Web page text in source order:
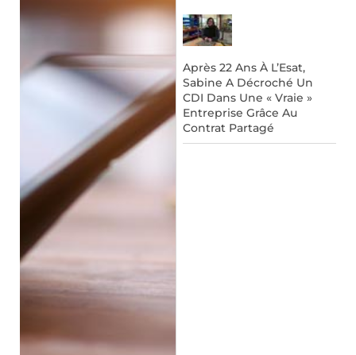
Après 22 Ans À L’Esat,
Sabine A Décroché Un
CDI Dans Une « Vraie »
Entreprise Grâce Au
Contrat Partagé